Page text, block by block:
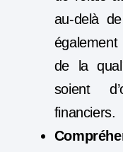
au-delà
de la
soient
financiers.